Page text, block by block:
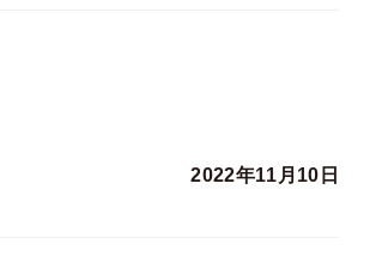
2022年11月10日